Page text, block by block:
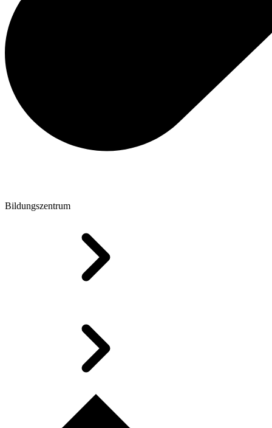
Bildungszentrum